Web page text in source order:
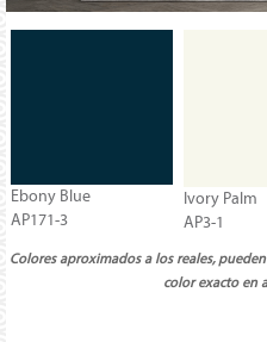
Ebony Blue
AP171-3
Ivory Palm
AP3-1
Colores aproximados a los reales,
color exacto en